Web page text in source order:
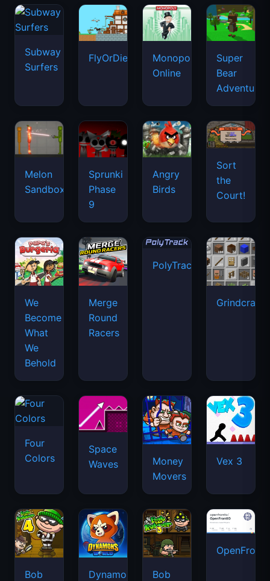
Subway
Surfers
FlyOrDie.io
Monopoly
Online
Super
Bear
Adventure
Melon
Sandbox
Sprunki
Phase
9
Angry
Birds
Sort
the
Court!
We
Become
What
We
Behold
Merge
Round
Racers
PolyTrack
Grindcraft
Four
Colors
Space
Waves
Money
Movers
Vex 3
Bob
Dynamons
Bob